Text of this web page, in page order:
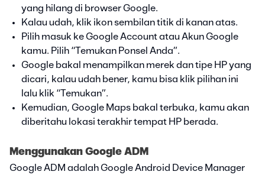
yang hilang di browser Google.
Kalau udah, klik ikon sembilan titik di kanan atas.
Pilih masuk ke Google Account atau Akun Google
kamu. Pilih “Temukan Ponsel Anda”.
Google bakal menampilkan merek dan tipe HP yang
dicari, kalau udah bener, kamu bisa klik pilihan ini
lalu klik “Temukan”.
Kemudian, Google Maps bakal terbuka, kamu akan
diberitahu lokasi terakhir tempat HP berada.
Menggunakan Google ADM
Google ADM adalah Google Android Device Manager